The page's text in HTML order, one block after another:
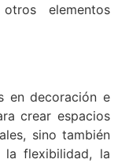
elementos
en decoración e
crear espacios
sino también
la flexibilidad, la